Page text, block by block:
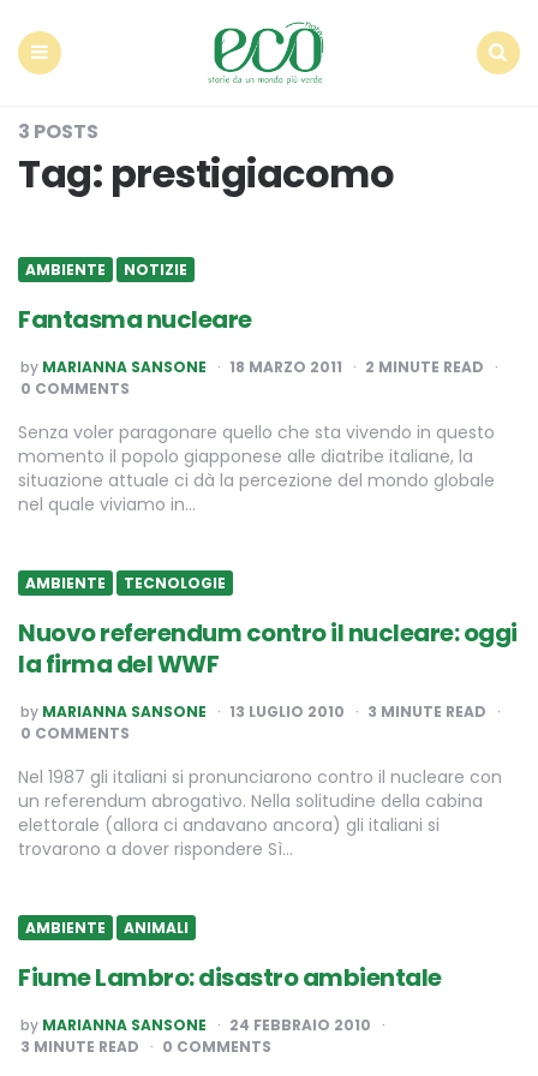
3 POSTS
Tag: prestigiacomo
AMBIENTE NOTIZIE
Fantasma nucleare
POSTED
BY
by MARIANNA SANSONE 18 MARZO 2011 2 MINUTE READ
0 COMMENTS
Senza voler paragonare quello che sta vivendo in questo
momento il popolo giapponese alle diatribe italiane, la
situazione attuale ci dà la percezione del mondo globale
nel quale viviamo in…
AMBIENTE TECNOLOGIE
Nuovo referendum contro il nucleare: oggi
la firma del WWF
POSTED
BY
by MARIANNA SANSONE 13 LUGLIO 2010 3 MINUTE READ
0 COMMENTS
Nel 1987 gli italiani si pronunciarono contro il nucleare con
un referendum abrogativo. Nella solitudine della cabina
elettorale (allora ci andavano ancora) gli italiani si
trovarono a dover rispondere Sì…
AMBIENTE ANIMALI
Fiume Lambro: disastro ambientale
POSTED
BY
by MARIANNA SANSONE
24 FEBBRAIO 2010
3 MINUTE READ 0 COMMENTS